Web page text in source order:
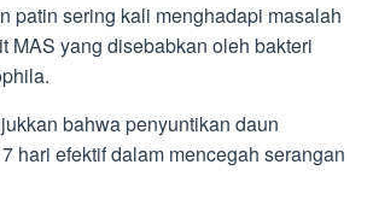
patin sering kali menghadapi masalah
MAS yang disebabkan oleh bakteri
bahwa penyuntikan daun
hari efektif dalam mencegah serangan